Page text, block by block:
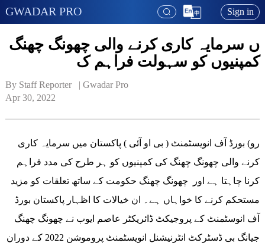
GWADAR PRO Sign in
ں سرمایہ کاری کرنے والی چھونگ چھنگ
کمپنیوں کو سہولت فراہم ک
By Staff Reporter   | Gwadar Pro
Apr 30, 2022
رو) بورڈ آف انویسٹمنٹ ( بی او آئی ) پاکستان میں سرمایہ کاری
کرنے والی چھونگ چھنگ کی کمپنیوں کو ہر طرح کی مدد فراہم
کرنا چاہتا ہے اور چھونگ چھنگ حکومت کے ساتھ تعلقات کو مزید
مستحکم کرنے کا خواہاں ہے۔ ان خیالات کا اظہار پاکستان بورڈ
آف انوسٹمنٹ کے پروجیکٹ ڈائریکٹر عاصم ایوب نے چھونگ چھنگ
جیانگ بی ڈسٹرکٹ انٹرنیشنل انویسٹمنٹ پروموشن 2022 کے دوران